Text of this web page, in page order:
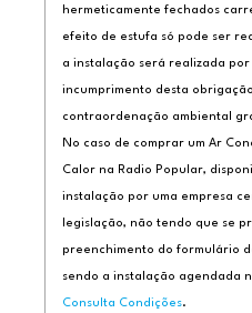
hermeticamente fechados
efeito de estufa só pode ser
a instalação será realizada
incumprimento desta
contraordenação ambiental
No caso de comprar um Ar
Calor na Radio Popular,
instalação por uma empresa
legislação, não tendo que se
preenchimento do formulário
sendo a instalação agendada
Consulta Condições.